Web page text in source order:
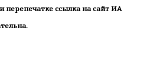
ссылка на сайт ИА